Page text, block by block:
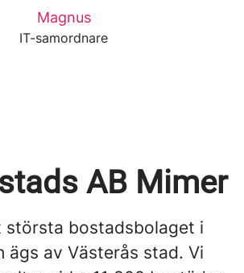
Magnus
IT-samordnare
AB Mimer
största bostadsbolaget i
ägs av Västerås stad. Vi